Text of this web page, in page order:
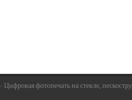
- Цифровая фотопечать на стекле,